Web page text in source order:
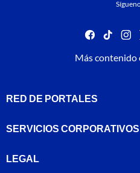
facebook
tiktok
Más contenido
RED DE PORTALES
SERVICIOS CORPORATIVOS
LEGAL